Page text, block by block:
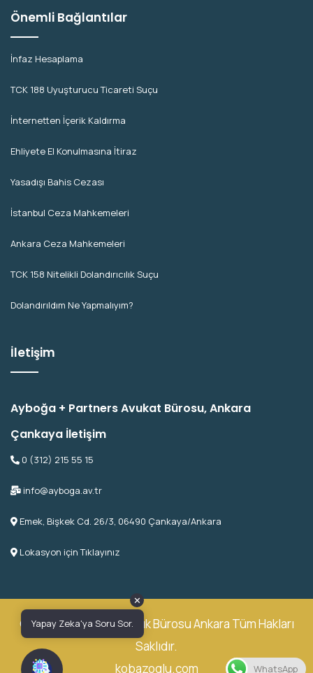
Önemli Bağlantılar
İnfaz Hesaplama
TCK 188 Uyuşturucu Ticareti Suçu
İnternetten İçerik Kaldırma
Ehliyete El Konulmasına İtiraz
Yasadışı Bahis Cezası
İstanbul Ceza Mahkemeleri
Ankara Ceza Mahkemeleri
TCK 158 Nitelikli Dolandırıcılık Suçu
Dolandırıldım Ne Yapmalıyım?
İletişim
Ayboğa + Partners Avukat Bürosu, Ankara
Çankaya İletişim
0 (312) 215 55 15
info@ayboga.av.tr
Emek, Bişkek Cd. 26/3, 06490 Çankaya/Ankara
Lokasyon için Tıklayınız
© 2026 Ayboğa Avukatlık Bürosu Ankara Tüm Hakları
Saklıdır.
kobazoglu.com
WhatsApp
✕
Yapay Zeka'ya Soru Sor.